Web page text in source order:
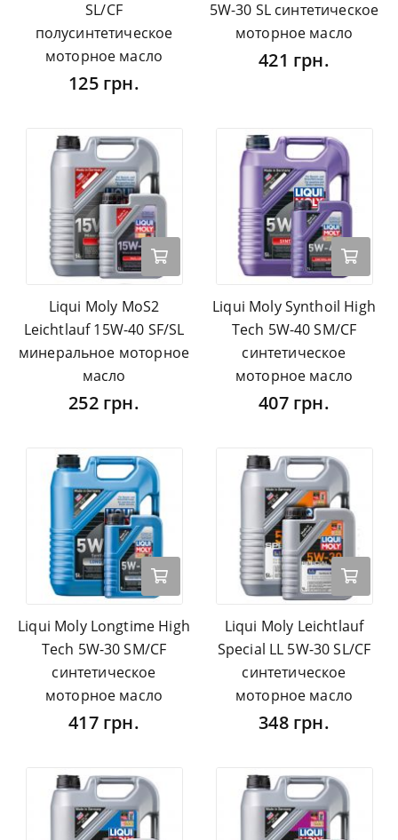
SL/CF
полусинтетическое
моторное масло
125 грн.
5W-30 SL синтетическое
моторное масло
421 грн.
Liqui Moly MoS2
Leichtlauf 15W-40 SF/SL
минеральное моторное
масло
252 грн.
Liqui Moly Synthoil High
Tech 5W-40 SM/CF
синтетическое
моторное масло
407 грн.
Liqui Moly Longtime High
Tech 5W-30 SM/CF
синтетическое
моторное масло
417 грн.
Liqui Moly Leichtlauf
Special LL 5W-30 SL/CF
синтетическое
моторное масло
348 грн.